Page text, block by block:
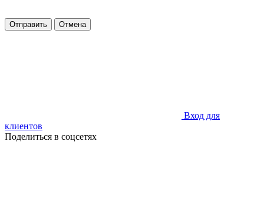
Отправить Отмена
Вход для
клиентов
Поделиться в соцсетях